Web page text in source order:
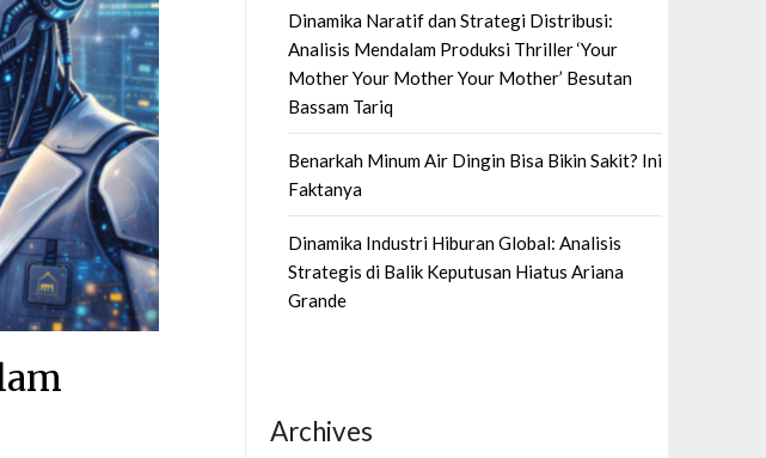
Dinamika Naratif dan Strategi Distribusi:
Analisis Mendalam Produksi Thriller ‘Your
Mother Your Mother Your Mother’ Besutan
Bassam Tariq
Benarkah Minum Air Dingin Bisa Bikin Sakit? Ini
Faktanya
Dinamika Industri Hiburan Global: Analisis
Strategis di Balik Keputusan Hiatus Ariana
Grande
Archives